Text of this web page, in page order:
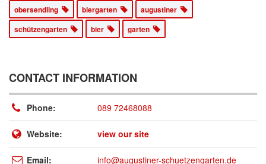
obersendling biergarten
augustiner
schützengarten
bier garten
CONTACT INFORMATION
Phone: 089 72468088
Website: view our site
Email: info@augustiner-schuetzengarten.de